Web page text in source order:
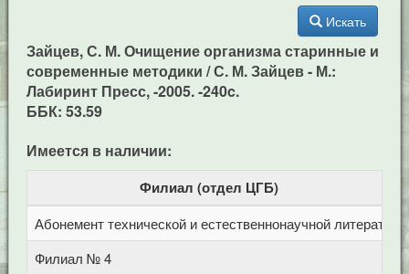
Искать
Зайцев, С. М. Очищение организма старинные и
современные методики / С. М. Зайцев - М.:
Лабиринт Пресс, -2005. -240c.
ББК: 53.59
Имеется в наличии:
Филиал (отдел ЦГБ)
Абонемент технической и естественнонаучной литерат
Филиал № 4